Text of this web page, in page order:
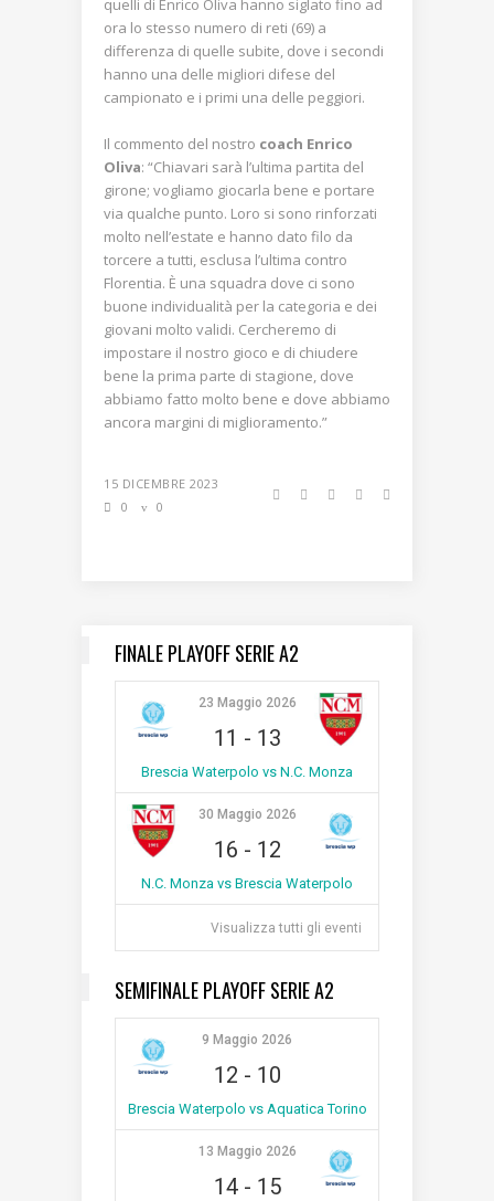
quelli di Enrico Oliva hanno siglato fino ad
ora lo stesso numero di reti (69) a
differenza di quelle subite, dove i secondi
hanno una delle migliori difese del
campionato e i primi una delle peggiori.
Il commento del nostro coach Enrico
Oliva: “Chiavari sarà l’ultima partita del
girone; vogliamo giocarla bene e portare
via qualche punto. Loro si sono rinforzati
molto nell’estate e hanno dato filo da
torcere a tutti, esclusa l’ultima contro
Florentia. È una squadra dove ci sono
buone individualità per la categoria e dei
giovani molto validi. Cercheremo di
impostare il nostro gioco e di chiudere
bene la prima parte di stagione, dove
abbiamo fatto molto bene e dove abbiamo
ancora margini di miglioramento.”
15 DICEMBRE 2023
0
0
FINALE PLAYOFF SERIE A2
23 Maggio 2026
11 - 13
Brescia Waterpolo vs N.C. Monza
30 Maggio 2026
16 - 12
N.C. Monza vs Brescia Waterpolo
Visualizza tutti gli eventi
SEMIFINALE PLAYOFF SERIE A2
9 Maggio 2026
12 - 10
Brescia Waterpolo vs Aquatica Torino
13 Maggio 2026
14- 15